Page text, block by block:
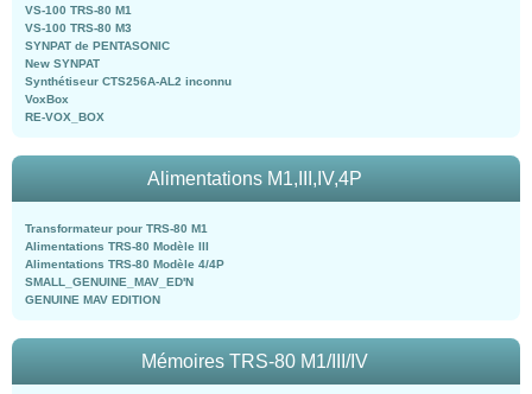
VS-100 TRS-80 M1
VS-100 TRS-80 M3
SYNPAT de PENTASONIC
New SYNPAT
Synthétiseur CTS256A-AL2 inconnu
VoxBox
RE-VOX_BOX
Alimentations M1,III,IV,4P
Transformateur pour TRS-80 M1
Alimentations TRS-80 Modèle III
Alimentations TRS-80 Modèle 4/4P
SMALL_GENUINE_MAV_ED'N
GENUINE MAV EDITION
Mémoires TRS-80 M1/III/IV